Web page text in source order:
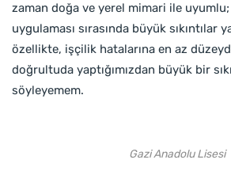
zaman doğa ve yerel mimari ile uyumlu;
uygulaması sırasında büyük sıkıntılar
özellikte, işçilik hatalarına en az
doğrultuda yaptığımızdan büyük bir
söyleyemem.
Gazi Anadolu Lisesi